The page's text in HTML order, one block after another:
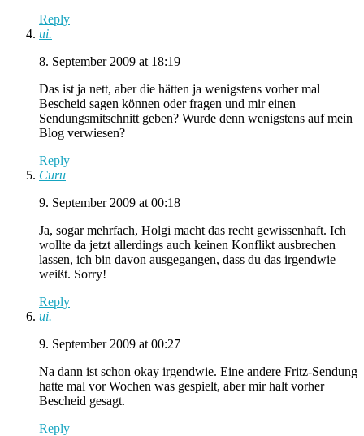
Reply
ui.
8. September 2009 at 18:19
Das ist ja nett, aber die hätten ja wenigstens vorher mal
Bescheid sagen können oder fragen und mir einen
Sendungsmitschnitt geben? Wurde denn wenigstens auf mein
Blog verwiesen?
Reply
Curu
9. September 2009 at 00:18
Ja, sogar mehrfach, Holgi macht das recht gewissenhaft. Ich
wollte da jetzt allerdings auch keinen Konflikt ausbrechen
lassen, ich bin davon ausgegangen, dass du das irgendwie
weißt. Sorry!
Reply
ui.
9. September 2009 at 00:27
Na dann ist schon okay irgendwie. Eine andere Fritz-Sendung
hatte mal vor Wochen was gespielt, aber mir halt vorher
Bescheid gesagt.
Reply